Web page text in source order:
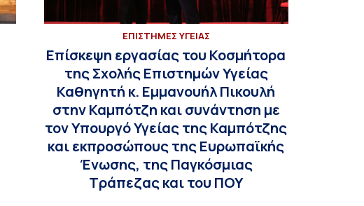
ΕΠΙΣΤΗΜΕΣ ΥΓΕΙΑΣ
Επίσκεψη εργασίας του Κοσμήτορα
της Σχολής Επιστημών Υγείας
Καθηγητή κ. Εμμανουήλ Πικουλή
στην Καμπότζη και συνάντηση με
τον Υπουργό Υγείας της Καμπότζης
και εκπροσώπους της Ευρωπαϊκής
Ένωσης, της Παγκόσμιας
Τράπεζας και του ΠΟΥ